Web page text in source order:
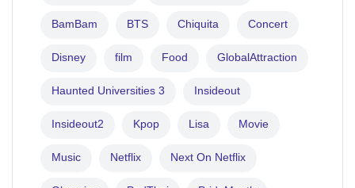
BamBam BTS Chiquita Concert
Disney film Food GlobalAttraction
Haunted Universities 3 Insideout
Insideout2 Kpop Lisa Movie
Music Netflix Next On Netflix